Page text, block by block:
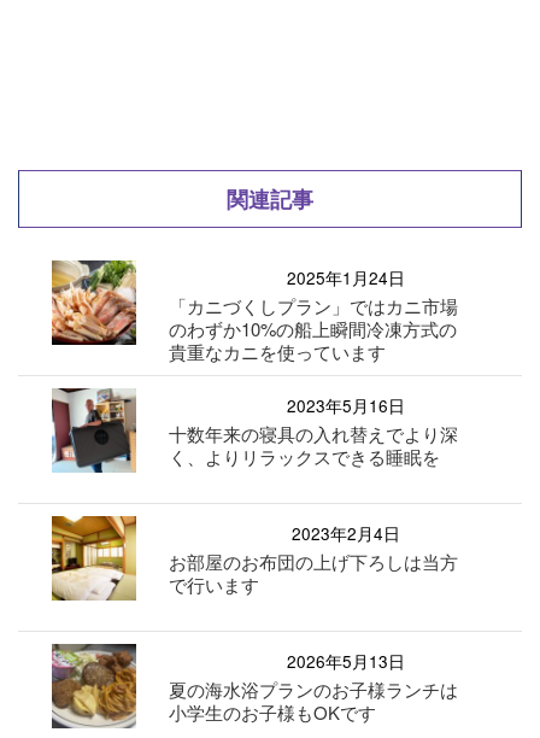
関連記事
2025年1月24日
「カニづくしプラン」ではカニ市場
のわずか10%の船上瞬間冷凍方式の
貴重なカニを使っています
2023年5月16日
十数年来の寝具の入れ替えでより深
く、よりリラックスできる睡眠を
2023年2月4日
お部屋のお布団の上げ下ろしは当方
で行います
2026年5月13日
夏の海水浴プランのお子様ランチは
小学生のお子様もOKです